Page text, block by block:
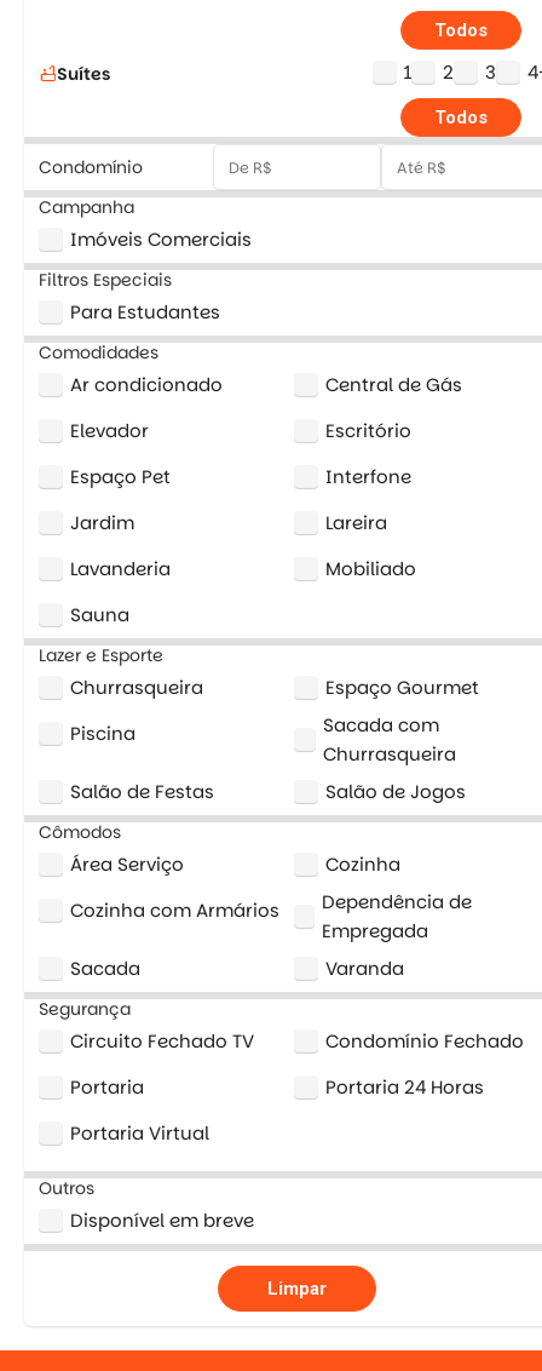
Todos
bathtubSuítes 1 2 3
Todos
Condomínio
Campanha
Imóveis Comerciais
Filtros Especiais
Para Estudantes
Comodidades
Ar condicionado
Central de Gás
Elevador
Escritório
Espaço Pet
Interfone
Jardim
Lareira
Lavanderia
Mobiliado
Sauna
Lazer e Esporte
Churrasqueira
Espaço Gourmet
Piscina
Sacada com
Churrasqueira
Salão de Festas
Salão de Jogos
Cômodos
Área Serviço
Cozinha
Cozinha com Armários
Dependência de
Empregada
Sacada
Varanda
Segurança
Circuito Fechado TV
Condomínio Fechado
Portaria
Portaria 24 Horas
Portaria Virtual
Outros
Disponível em breve
Limpar